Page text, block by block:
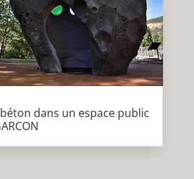
dans un espace public